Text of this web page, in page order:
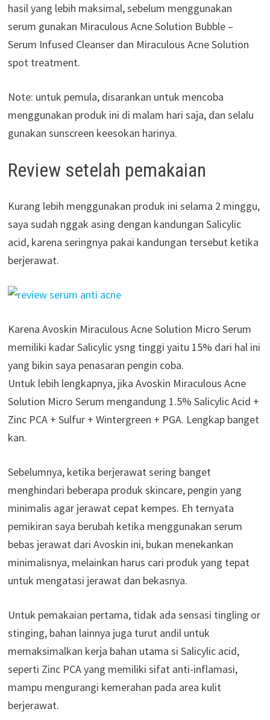
hasil yang lebih maksimal, sebelum menggunakan
serum gunakan Miraculous Acne Solution Bubble –
Serum Infused Cleanser dan Miraculous Acne Solution
spot treatment.
Note: untuk pemula, disarankan untuk mencoba
menggunakan produk ini di malam hari saja, dan selalu
gunakan sunscreen keesokan harinya.
Review setelah pemakaian
Kurang lebih menggunakan produk ini selama 2 minggu,
saya sudah nggak asing dengan kandungan Salicylic
acid, karena seringnya pakai kandungan tersebut ketika
berjerawat.
Karena Avoskin Miraculous Acne Solution Micro Serum
memiliki kadar Salicylic ysng tinggi yaitu 15% dari hal ini
yang bikin saya penasaran pengin coba.
Untuk lebih lengkapnya, jika Avoskin Miraculous Acne
Solution Micro Serum mengandung 1.5% Salicylic Acid +
Zinc PCA + Sulfur + Wintergreen + PGA. Lengkap banget
kan.
Sebelumnya, ketika berjerawat sering banget
menghindari beberapa produk skincare, pengin yang
minimalis agar jerawat cepat kempes. Eh ternyata
pemikiran saya berubah ketika menggunakan serum
bebas jerawat dari Avoskin ini, bukan menekankan
minimalisnya, melainkan harus cari produk yang tepat
untuk mengatasi jerawat dan bekasnya.
Untuk pemakaian pertama, tidak ada sensasi tingling or
stinging, bahan lainnya juga turut andil untuk
memaksimalkan kerja bahan utama si Salicylic acid,
seperti Zinc PCA yang memiliki sifat anti-inflamasi,
mampu mengurangi kemerahan pada area kulit
berjerawat.